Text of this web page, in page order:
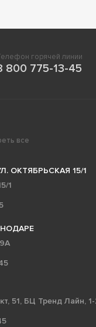
горячей линии
800 775-13-45
все
ОКТЯБРЬСКАЯ 15/1
1
51, БЦ Тренд Лайн,